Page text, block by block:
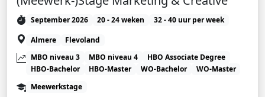
September 2026 20 - 24 weken
32 - 40 uur per week
Almere
Flevoland
MBO niveau 3
MBO niveau 4
HBO Associate Degree
HBO-Bachelor
HBO-Master WO-Bachelor
WO-Master
Meewerkstage